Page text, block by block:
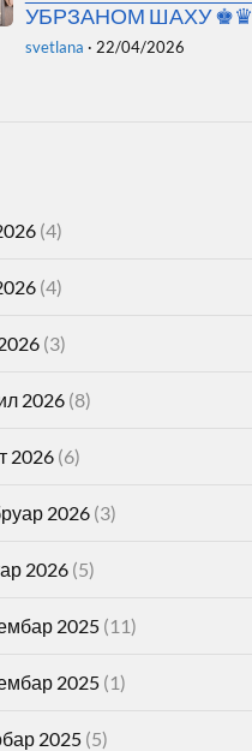
УБРЗАНОМ ШАХУ ♚♛
svetlana · 22/04/2026
(4)
(4)
(3)
2026(8)
2026(6)
2026(3)
2026(5)
2025(11)
2025(1)
2025(5)